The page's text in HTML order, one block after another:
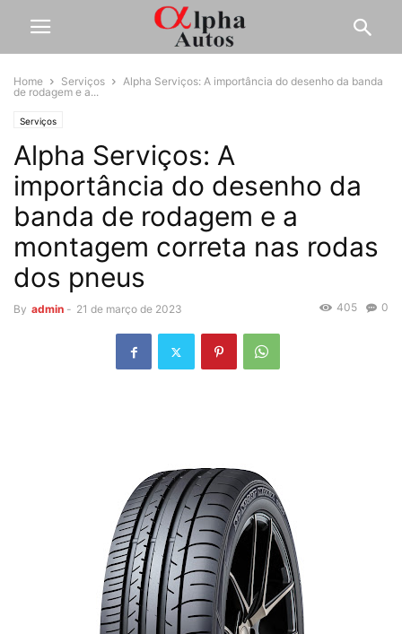
Home Serviços
Alpha Serviços: A importância do desenho da banda
de rodagem e a...
Serviços
Alpha Serviços: A
importância do desenho da
banda de rodagem e a
montagem correta nas rodas
dos pneus
By admin - 21 de março de 2023 0
405